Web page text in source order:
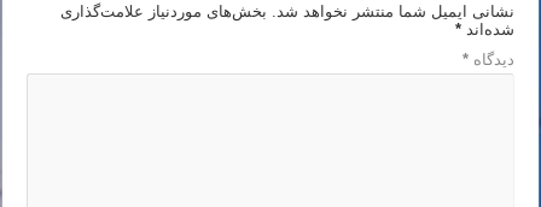
نشانی ایمیل شما منتشر نخواهد شد.
بخش‌های موردنیاز علامت‌گذاری
شده‌اند*
دیدگاه*